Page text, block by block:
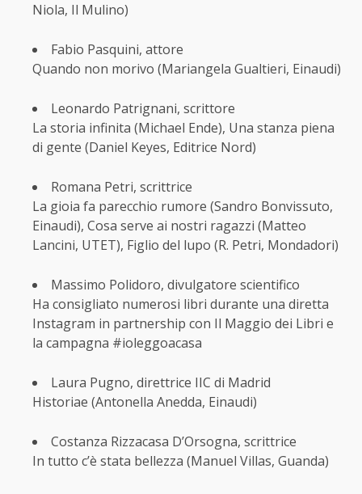
Niola, Il Mulino)
Fabio Pasquini, attore
Quando non morivo (Mariangela Gualtieri, Einaudi)
Leonardo Patrignani, scrittore
La storia infinita (Michael Ende), Una stanza piena
di gente (Daniel Keyes, Editrice Nord)
Romana Petri, scrittrice
La gioia fa parecchio rumore (Sandro Bonvissuto,
Einaudi), Cosa serve ai nostri ragazzi (Matteo
Lancini, UTET), Figlio del lupo (R. Petri, Mondadori)
Massimo Polidoro, divulgatore scientifico
Ha consigliato numerosi libri durante una diretta
Instagram in partnership con Il Maggio dei Libri e
la campagna #ioleggoacasa
Laura Pugno, direttrice IIC di Madrid
Historiae (Antonella Anedda, Einaudi)
Costanza Rizzacasa D’Orsogna, scrittrice
In tutto c’è stata bellezza (Manuel Villas, Guanda)